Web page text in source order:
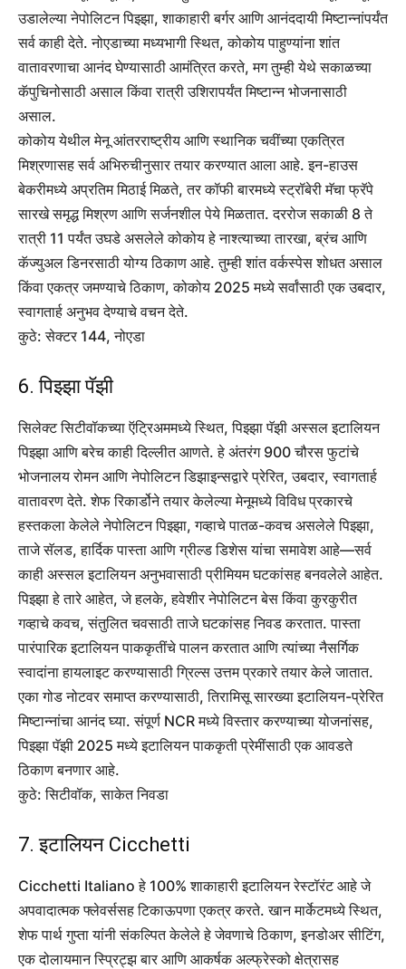
उडालेल्या नेपोलिटन पिझ्झा, शाकाहारी बर्गर आणि आनंददायी मिष्टान्नांपर्यंत
सर्व काही देते. नोएडाच्या मध्यभागी स्थित, कोकोय पाहुण्यांना शांत
वातावरणाचा आनंद घेण्यासाठी आमंत्रित करते, मग तुम्ही येथे सकाळच्या
कॅपुचिनोसाठी असाल किंवा रात्री उशिरापर्यंत मिष्टान्न भोजनासाठी
असाल.
कोकोय येथील मेनू आंतरराष्ट्रीय आणि स्थानिक चवींच्या एकत्रित
मिश्रणासह सर्व अभिरुचीनुसार तयार करण्यात आला आहे. इन-हाउस
बेकरीमध्ये अप्रतिम मिठाई मिळते, तर कॉफी बारमध्ये स्ट्रॉबेरी मॅचा फ्रॅपे
सारखे समृद्ध मिश्रण आणि सर्जनशील पेये मिळतात. दररोज सकाळी 8 ते
रात्री 11 पर्यंत उघडे असलेले कोकोय हे नाश्त्याच्या तारखा, ब्रंच आणि
कॅज्युअल डिनरसाठी योग्य ठिकाण आहे. तुम्ही शांत वर्कस्पेस शोधत असाल
किंवा एकत्र जमण्याचे ठिकाण, कोकोय 2025 मध्ये सर्वांसाठी एक उबदार,
स्वागतार्ह अनुभव देण्याचे वचन देते.
कुठे: सेक्टर 144, नोएडा
6. पिझ्झा पॅझी
सिलेक्ट सिटीवॉकच्या ऍट्रिअममध्ये स्थित, पिझ्झा पॅझी अस्सल इटालियन
पिझ्झा आणि बरेच काही दिल्लीत आणते. हे अंतरंग 900 चौरस फुटांचे
भोजनालय रोमन आणि नेपोलिटन डिझाइन्सद्वारे प्रेरित, उबदार, स्वागतार्ह
वातावरण देते. शेफ रिकार्डोने तयार केलेल्या मेनूमध्ये विविध प्रकारचे
हस्तकला केलेले नेपोलिटन पिझ्झा, गव्हाचे पातळ-कवच असलेले पिझ्झा,
ताजे सॅलड, हार्दिक पास्ता आणि ग्रील्ड डिशेस यांचा समावेश आहे—सर्व
काही अस्सल इटालियन अनुभवासाठी प्रीमियम घटकांसह बनवलेले आहेत.
पिझ्झा हे तारे आहेत, जे हलके, हवेशीर नेपोलिटन बेस किंवा कुरकुरीत
गव्हाचे कवच, संतुलित चवसाठी ताजे घटकांसह निवड करतात. पास्ता
पारंपारिक इटालियन पाककृतींचे पालन करतात आणि त्यांच्या नैसर्गिक
स्वादांना हायलाइट करण्यासाठी ग्रिल्स उत्तम प्रकारे तयार केले जातात.
एका गोड नोटवर समाप्त करण्यासाठी, तिरामिसू सारख्या इटालियन-प्रेरित
मिष्टान्नांचा आनंद घ्या. संपूर्ण NCR मध्ये विस्तार करण्याच्या योजनांसह,
पिझ्झा पॅझी 2025 मध्ये इटालियन पाककृती प्रेमींसाठी एक आवडते
ठिकाण बनणार आहे.
कुठे: सिटीवॉक, साकेत निवडा
7. इटालियन Cicchetti
Cicchetti Italiano हे 100% शाकाहारी इटालियन रेस्टॉरंट आहे जे
अपवादात्मक फ्लेवर्ससह टिकाऊपणा एकत्र करते. खान मार्केटमध्ये स्थित,
शेफ पार्थ गुप्ता यांनी संकल्पित केलेले हे जेवणाचे ठिकाण, इनडोअर सीटिंग,
एक दोलायमान स्प्रिट्झ बार आणि आकर्षक अल्फ्रेस्को क्षेत्रासह